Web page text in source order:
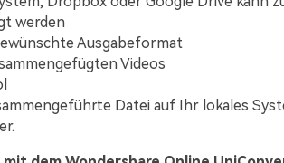
werden
Ausgabeformat
Videos
Datei auf Ihr lokales